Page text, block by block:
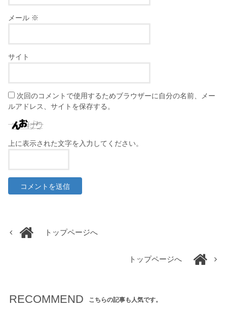
メール ※
サイト
次回のコメントで使用するためブラウザーに自分の名前、メー
ルアドレス、サイトを保存する。
上に表示された文字を入力してください。
トップページへ
トップページへ
RECOMMEND こちらの記事も人気です。